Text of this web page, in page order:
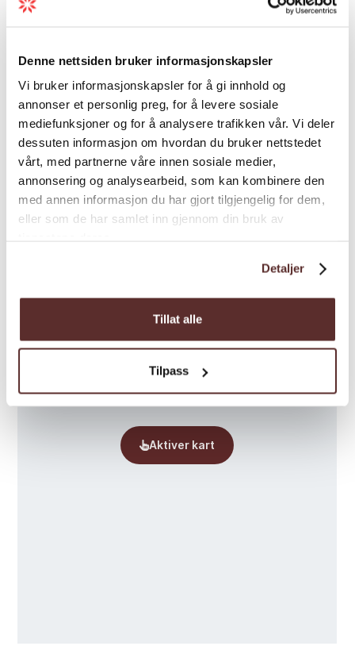
Denne nettsiden bruker informasjonskapsler
Vi bruker informasjonskapsler for å gi innhold og
annonser et personlig preg, for å levere sosiale
mediefunksjoner og for å analysere trafikken vår. Vi deler
dessuten informasjon om hvordan du bruker nettstedet
vårt, med partnerne våre innen sosiale medier,
annonsering og analysearbeid, som kan kombinere den
med annen informasjon du har gjort tilgjengelig for dem,
eller som de har samlet inn gjennom din bruk av
Detaljer
Tillat alle
Tilpass
veglause grenda Botnen – eit unikt
sterke band både innover fjellet og utover
Ei sanseleg og lærerik
fjordoppleving
På denne RIB-safarien får du natur, fart og
kultur i perfekt kombinasjon. Du kjenner
kreftene frå båten, vinden i håret og får
fjordlandskapet i Noreg – alltid med fokus på
Sesong: Mai-September
Last meir
Sesong
Kart